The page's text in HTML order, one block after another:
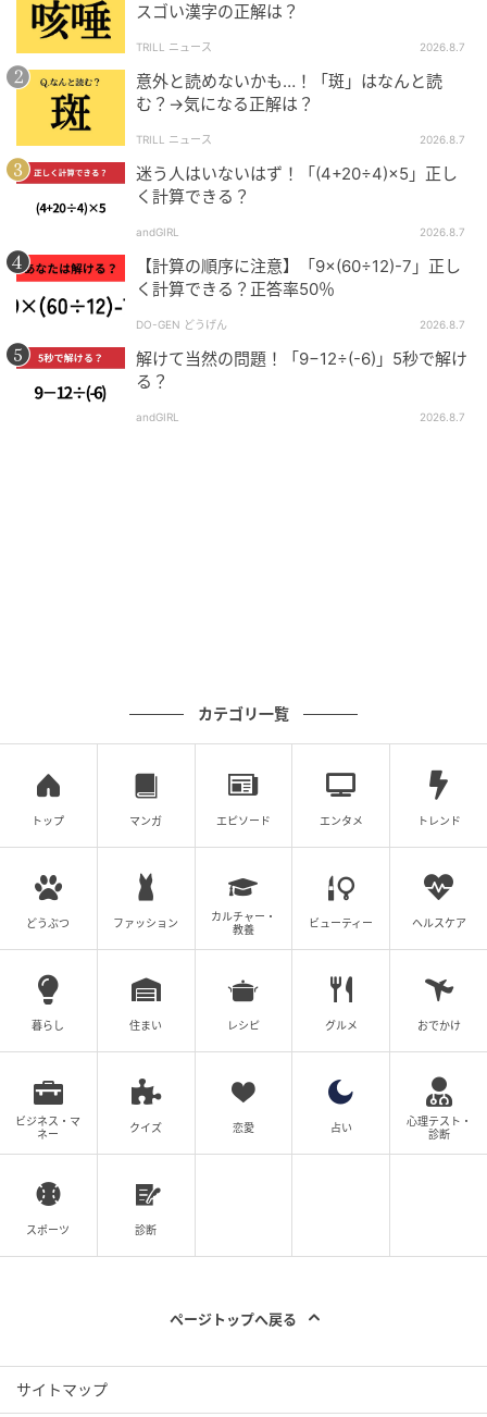
スゴい漢字の正解は？
TRILL ニュース 2026.8.7
意外と読めないかも…！「斑」はなんと読
む？→気になる正解は？
TRILL ニュース 2026.8.7
迷う人はいないはず！「(4+20÷4)×5」正し
く計算できる？
andGIRL 2026.8.7
【計算の順序に注意】「9×(60÷12)-7」正し
く計算できる？正答率50％
DO-GEN どうげん 2026.8.7
解けて当然の問題！「9−12÷(-6)」5秒で解け
る？
andGIRL 2026.8.7
カテゴリ一覧
トップ マンガ エピソード エンタメ トレンド
どうぶつ ファッション
カルチャー・
教養
ビューティー ヘルスケア
暮らし 住まい レシピ グルメ おでかけ
ビジネス・マ
ネー
クイズ 恋愛 占い
心理テスト・
診断
スポーツ 診断
ページトップへ戻る
サイトマップ